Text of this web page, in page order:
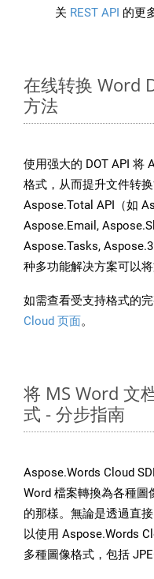
关 REST API 的更
在线转换 Word
方法
使用强大的 DOT API 将
格式，从而提升文件转
Aspose.Total API（如
Aspose.Email,
Aspose.Tasks,
种多功能解决方案可以
如需查看受支持格式的
Cloud 页面。
将 MS Word 文
式 - 分步指南
Aspose.Words Cloud
Word 檔案轉換為各種圖
的那樣。無論是透過直
以使用 Aspose.Words
多種圖像格式，包括